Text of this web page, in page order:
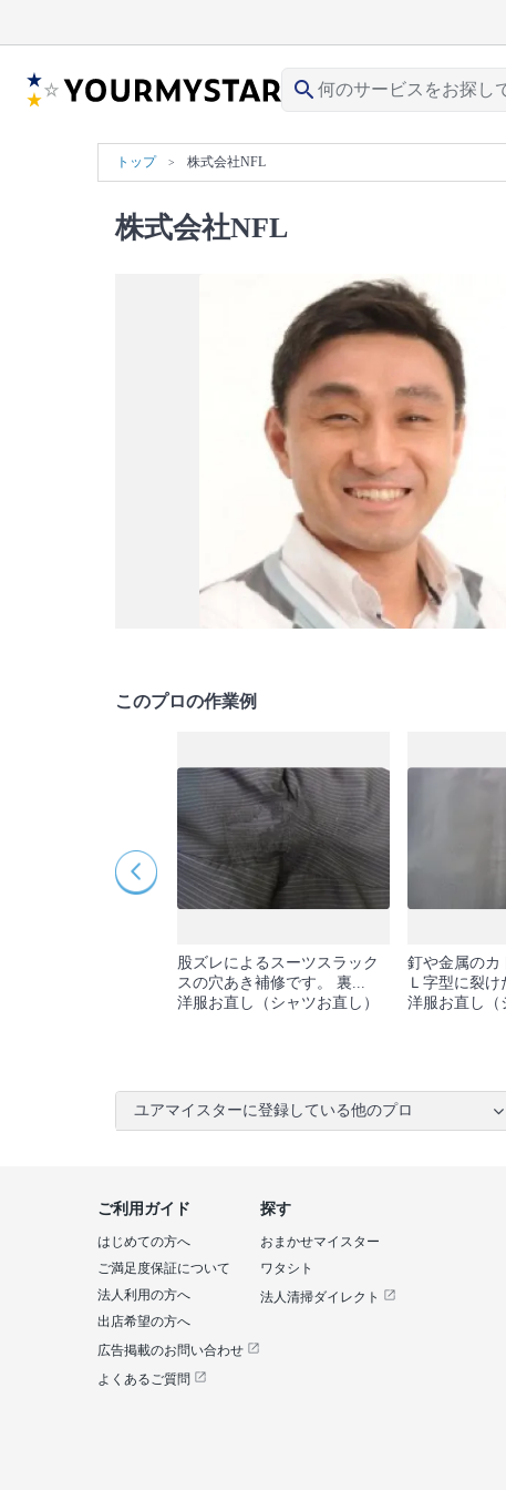
search
トップ 株式会社NFL
株式会社NFL
このプロの作業例
股ズレによるスーツスラック
スの穴あき補修です。 裏...
洋服お直し（シャツお直し）
釘や金属のカ
Ｌ字型に裂
洋服お直し（
ユアマイスターに登録している他のプロ
探す
おまかせマイスター
ワタシト
法人清掃ダイレクト
ご利用ガイド
はじめての方へ
ご満足度保証について
法人利用の方へ
出店希望の方へ
広告掲載のお問い合わせ
よくあるご質問